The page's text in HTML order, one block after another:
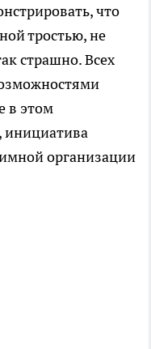
что
тростью, не
страшно. Всех
в этом
инициатива
организации